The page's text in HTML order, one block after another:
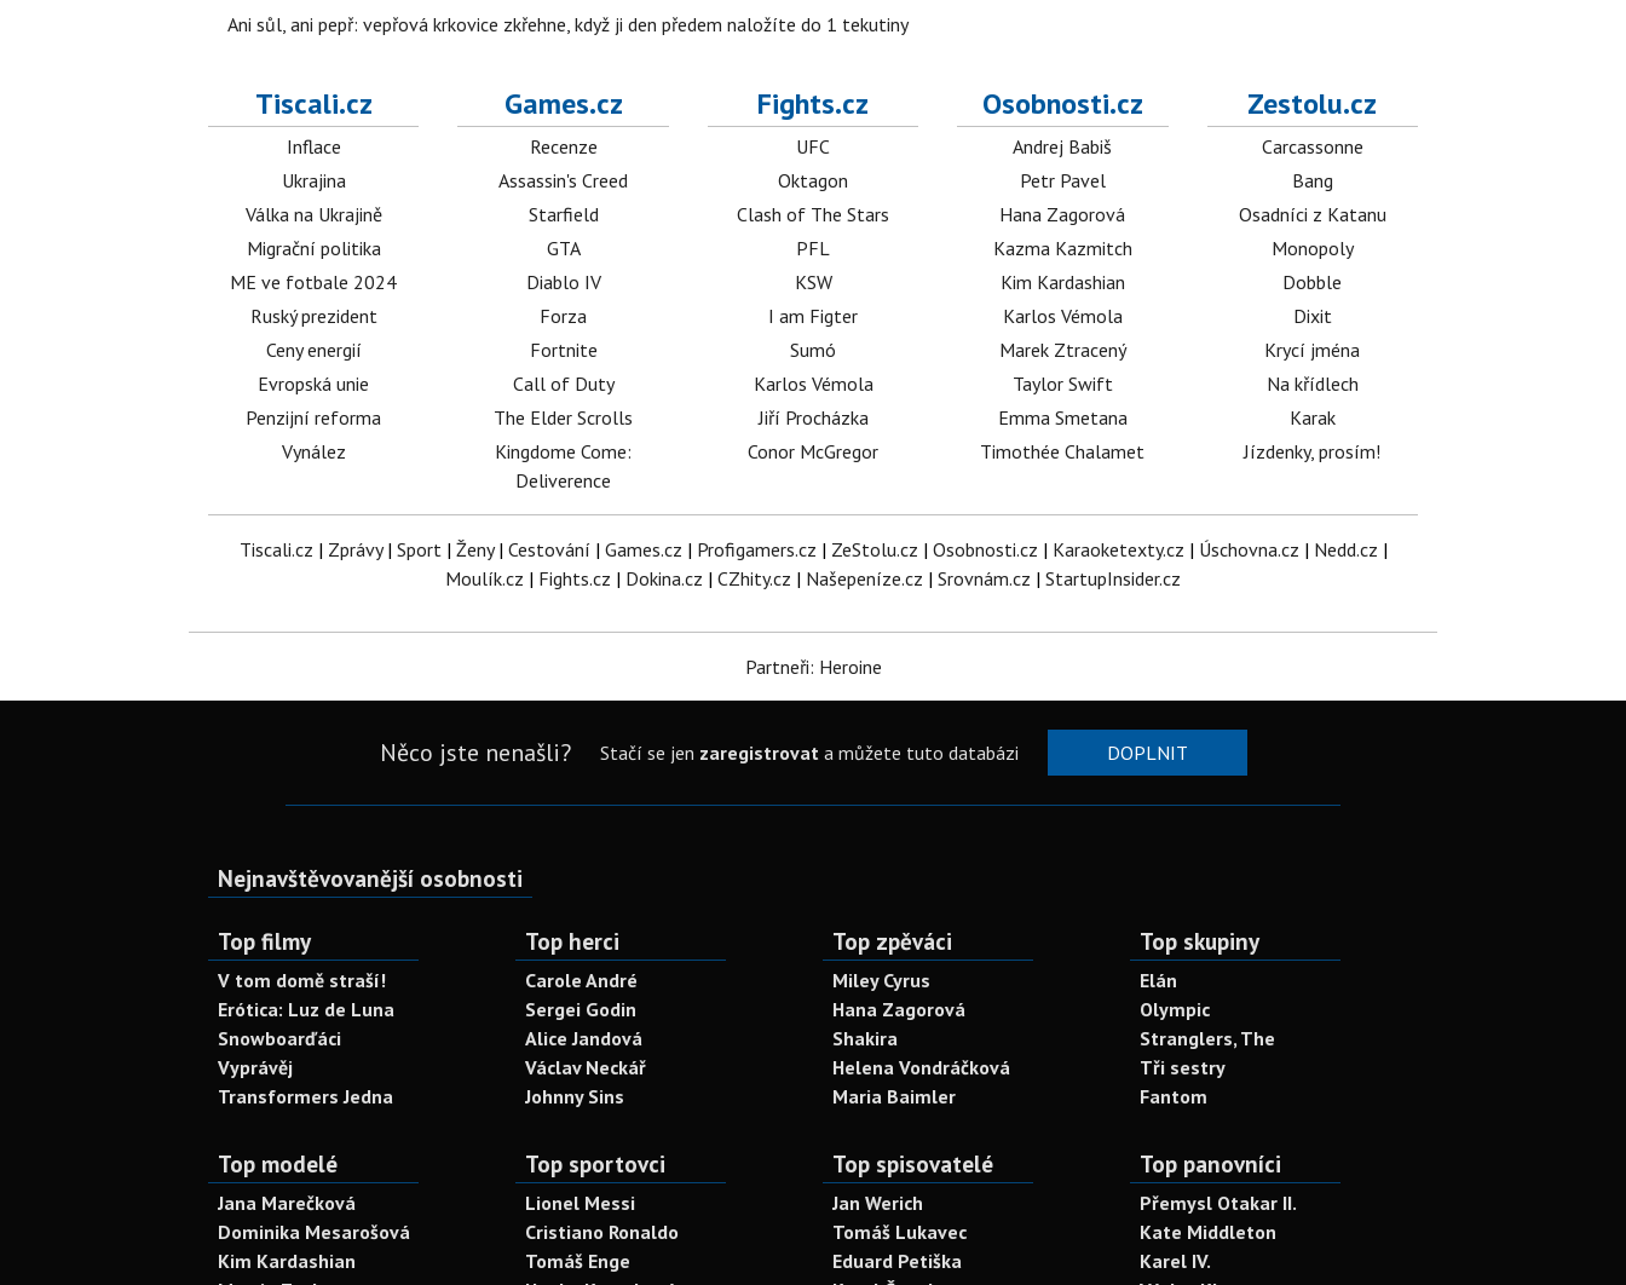
Ani sůl, ani pepř: vepřová krkovice zkřehne, když ji den předem naložíte do 1 tekutiny
Tiscali.cz
Inflace
Ukrajina
Válka na Ukrajině
Migrační politika
ME ve fotbale 2024
Ruský prezident
Ceny energií
Evropská unie
Penzijní reforma
Vynález
Games.cz
Recenze
Assassin's Creed
Starfield
GTA
Diablo IV
Forza
Fortnite
Call of Duty
The Elder Scrolls
Kingdome Come:
Deliverence
Fights.cz
UFC
Oktagon
Clash of The Stars
PFL
KSW
I am Figter
Sumó
Karlos Vémola
Jiří Procházka
Conor McGregor
Osobnosti.cz
Andrej Babiš
Petr Pavel
Hana Zagorová
Kazma Kazmitch
Kim Kardashian
Karlos Vémola
Marek Ztracený
Taylor Swift
Emma Smetana
Timothée Chalamet
Zestolu.cz
Carcassonne
Bang
Osadníci z Katanu
Monopoly
Dobble
Dixit
Krycí jména
Na křídlech
Karak
Jízdenky, prosím!
Tiscali.cz | Zprávy| Sport| Ženy| Cestování | Games.cz | Profigamers.cz | ZeStolu.cz | Osobnosti.cz | Karaoketexty.cz | Úschovna.cz | Nedd.cz |
Moulík.cz | Fights.cz | Dokina.cz | CZhity.cz | Našepeníze.cz | Srovnám.cz | StartupInsider.cz
Partneři: Heroine
Něco jste nenašli? Stačí se jen zaregistrovata můžete tuto databázi DOPLNIT
Nejnavštěvovanější osobnosti
Top filmy
V tom domě straší!
Erótica: Luz de Luna
Snowboarďáci
Vyprávěj
Transformers Jedna
Top herci
Carole André
Sergei Godin
Alice Jandová
Václav Neckář
Johnny Sins
Top zpěváci
Miley Cyrus
Hana Zagorová
Shakira
Helena Vondráčková
Maria Baimler
Top skupiny
Elán
Olympic
Stranglers, The
Tři sestry
Fantom
Top modelé
Jana Marečková
Dominika Mesarošová
Kim Kardashian
Top sportovci
Lionel Messi
Cristiano Ronaldo
Tomáš Enge
Top spisovatelé
Jan Werich
Tomáš Lukavec
Eduard Petiška
Top panovníci
Přemysl Otakar II.
Kate Middleton
Karel IV.